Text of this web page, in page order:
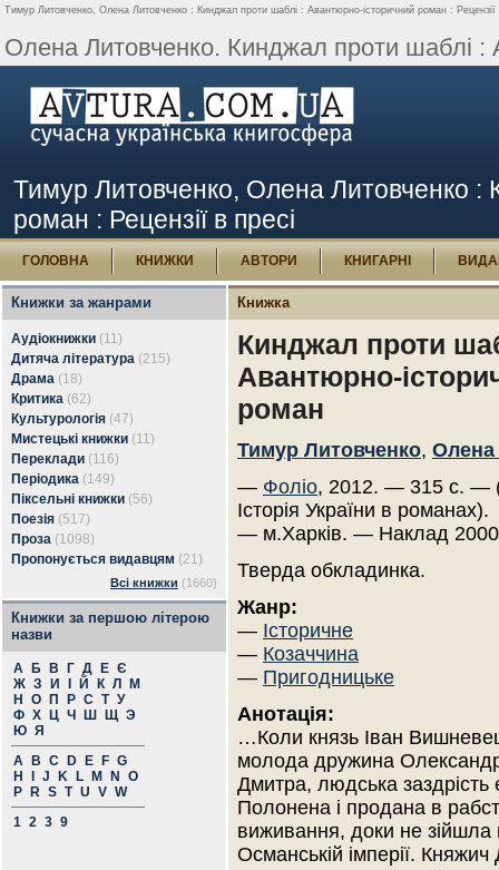
Тимур Литовченко, Олена Литовченко : Кинджал проти шаблі : Авантюрно-історичний роман : Рецензії
Олена Литовченко. Кинджал проти шаблі :
Тимур Литовченко, Олена Литовченко :
роман : Рецензії в пресі
ГОЛОВНА КНИЖКИ АВТОРИ КНИГАРНІ
Книжки за жанрами
Аудіокнижки (11)
Дитяча література (215)
Драма (18)
Критика (62)
Культурологія (47)
Мистецькі книжки (11)
Переклади (116)
Періодика (149)
Піксельні книжки (56)
Поезія (517)
Проза (1098)
Пропонується видавцям (21)
Всі книжки (1660)
Книжки за першою літерою
назви
А Б В Г Д Е Є
Ж З И Й К Л
М
Н
О П Р С Т У
Ф Х Ц Ч Ш Щ Э
Ю Я
A
B C D E F G
H
J K L M N
O
P
R S T U V W
1 2 3 9
Книжка
Кинджал проти
Авантюрно-
роман
Тимур Литовченко, Олена
— Фоліо, 2012. — 315 с. —
Історія України в романах).
— м.Харків. — Наклад
Тверда обкладинка.
Жанр:
— Історичне
— Козаччина
— Пригодницьке
Анотація:
…Коли князь Іван
молода дружина
Дмитра, людська
Полонена і продана в
виживання, доки не
Османській імперії.